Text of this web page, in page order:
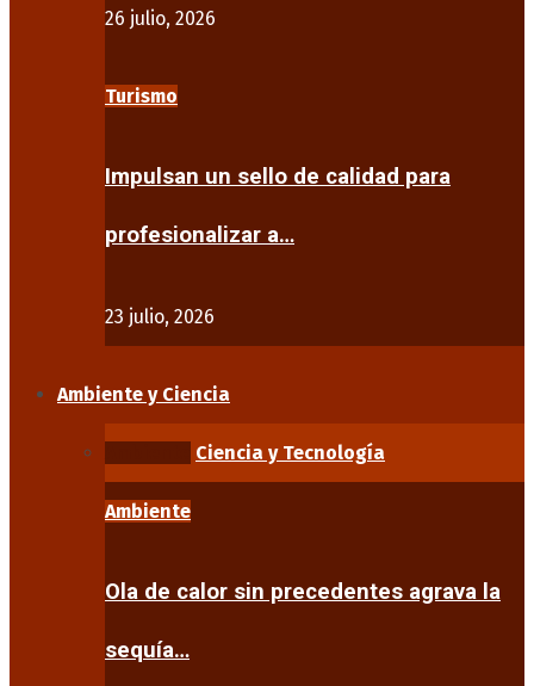
26 julio, 2026
Turismo
Impulsan un sello de calidad para
profesionalizar a…
23 julio, 2026
Ambiente y Ciencia
Ciencia y Tecnología
Ambiente
Ola de calor sin precedentes agrava la
sequía…